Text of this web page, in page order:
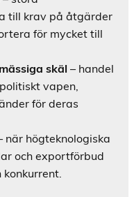
till krav på åtgärder
för mycket till
skäl – handel
vapen,
för deras
när högteknologiska
och exportförbud